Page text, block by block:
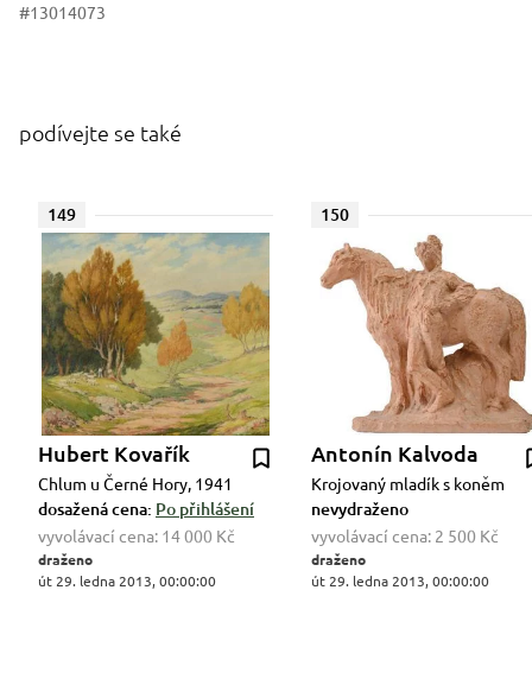
#13014073
podívejte se také
149
Hubert Kovařík
Chlum u Černé Hory, 1941
dosažená cena: Po přihlášení
vyvolávací cena: 14 000 Kč
draženo
út 29. ledna 2013, 00:00:00
150
Antonín Kalvoda
Krojovaný mladík s koněm
nevydraženo
vyvolávací cena: 2 500 Kč
draženo
út 29. ledna 2013, 00:00:00